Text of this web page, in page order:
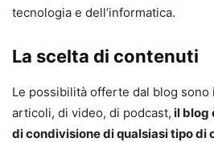
tecnologia e dell’informatica.
La scelta di contenuti
Le possibilità offerte dal blog
articoli, di video, di podcast, il blog
di condivisione di qualsiasi tipo di